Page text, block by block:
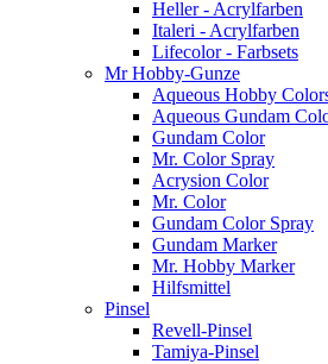
Heller - Acrylfarben
Italeri - Acrylfarben
Lifecolor - Farbsets
Mr Hobby-Gunze
Aqueous Hobby
Aqueous Gundam
Gundam Color
Mr. Color Spray
Acrysion Color
Mr. Color
Gundam Color Spray
Gundam Marker
Mr. Hobby Marker
Hilfsmittel
Pinsel
Revell-Pinsel
Tamiya-Pinsel